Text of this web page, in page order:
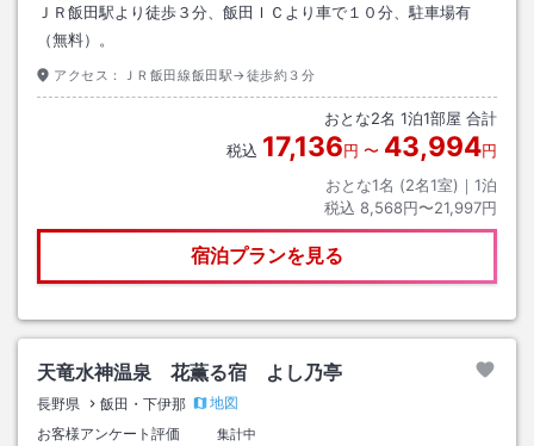
ＪＲ飯田駅より徒歩３分、飯田ＩＣより車で１０分、駐車場有
（無料）。
アクセス： ＪＲ飯田線飯田駅→徒歩約３分
おとな2名 1泊1部屋 合計
税込 17,136円 〜 43,994円
おとな1名 (2名1室)｜ 1泊
税込 8,568円〜21,997円
宿泊プランを見る
天竜水神温泉 花薫る宿 よし乃亭
長野県 飯田・下伊那
地図
お客様アンケート評価
集計中